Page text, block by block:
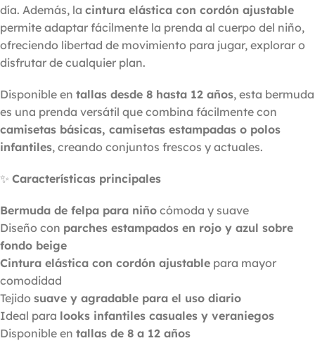
día. Además, la cintura elástica con cordón ajustable
permite adaptar fácilmente la prenda al cuerpo del niño,
ofreciendo libertad de movimiento para jugar, explorar o
disfrutar de cualquier plan.
Disponible en tallas desde 8 hasta 12 años, esta bermuda
es una prenda versátil que combina fácilmente con
camisetas básicas, camisetas estampadas o polos
infantiles, creando conjuntos frescos y actuales.
✨ Características principales
Bermuda de felpa para niño cómoda y suave
Diseño con parches estampados en rojo y azul sobre
fondo beige
Cintura elástica con cordón ajustable para mayor
comodidad
Tejido suave y agradable para el uso diario
Ideal para looks infantiles casuales y veraniegos
Disponible en tallas de 8 a 12 años